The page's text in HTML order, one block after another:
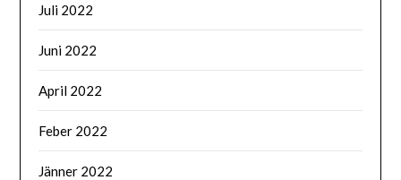
Juli 2022
Juni 2022
April 2022
Feber 2022
Jänner 2022